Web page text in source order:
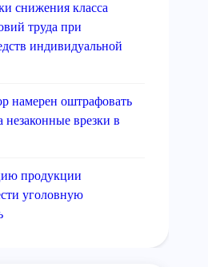
снижения класса
труда при
индивидуальной
намерен оштрафовать
незаконные врезки в
продукции
уголовную